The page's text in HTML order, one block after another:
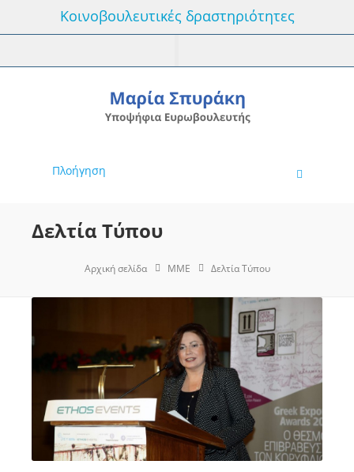
Κοινοβουλευτικές δραστηριότητες
Πλοήγηση
Δελτία Τύπου
Αρχική σελίδα MME Δελτία Τύπου